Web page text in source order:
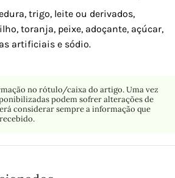
trigo, leite ou derivados,
toranja, peixe, adoçante, açúcar,
artificiais e sódio.
no rótulo/caixa do artigo. Uma vez
podem sofrer alterações de
considerar sempre a informação que